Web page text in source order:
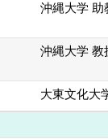
沖縄大学 助
沖縄大学 教
大東文化大